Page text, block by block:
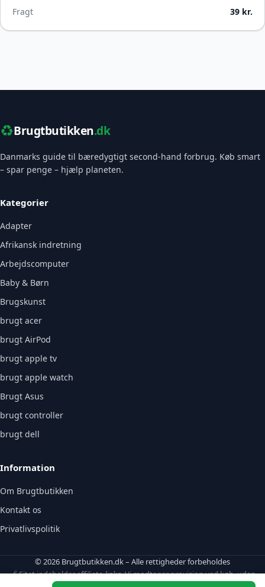
Fragt 39 kr.
♻️Brugtbutikken.dk
Danmarks guide til bæredygtigt second-hand forbrug. Køb smart
– spar penge – hjælp planeten.
Kategorier
Adapter
Afrikansk indretning
Arbejdscomputer
Baby & Børn
Brugskunst
brugt acer
brugt AirPod
brugt apple tv
brugt apple watch
Brugt Asus
brugt controller
brugt dell
Information
Om Brugtbutikken
Kontakt os
Privatlivspolitik
© 2026 Brugtbutikken.dk – Alle rettigheder forbeholdes
🔗 Sitet indeholder affiliate-links. Vi modtager provision ved køb, uden